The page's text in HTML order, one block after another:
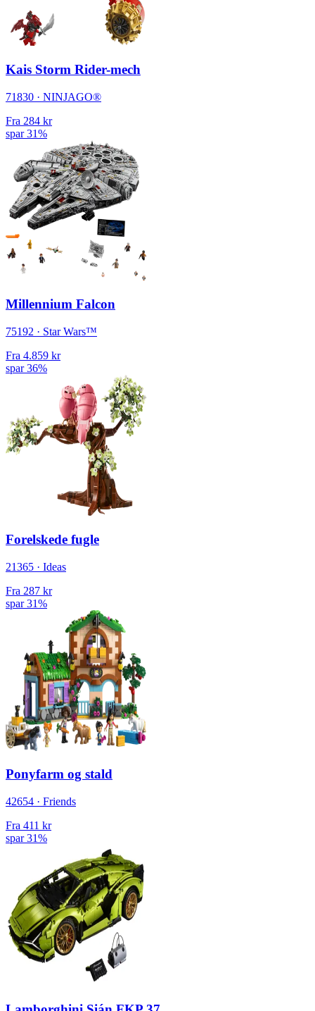
Kais Storm Rider-mech
71830 · NINJAGO®
Fra 284 kr
spar 31%
Millennium Falcon
75192 · Star Wars™
Fra 4.859 kr
spar 36%
Forelskede fugle
21365 · Ideas
Fra 287 kr
spar 31%
Ponyfarm og stald
42654 · Friends
Fra 411 kr
spar 31%